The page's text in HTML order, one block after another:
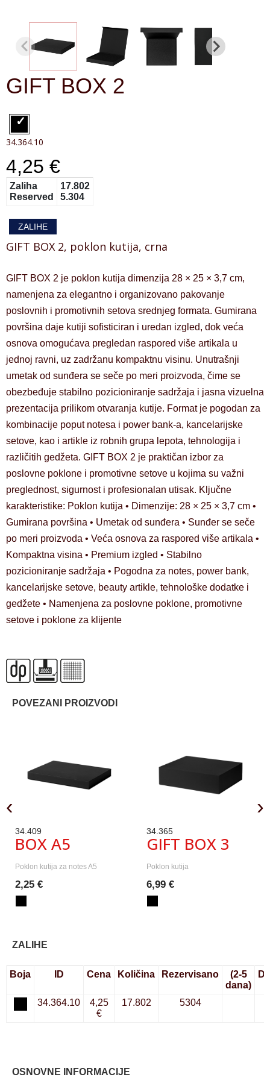
GIFT BOX 2
34.364.10
4,25 €
Zaliha
Reserved
17.802
5.304
ZALIHE
GIFT BOX 2, poklon kutija, crna
GIFT BOX 2 je poklon kutija dimenzija 28 × 25 × 3,7 cm,
namenjena za elegantno i organizovano pakovanje
poslovnih i promotivnih setova srednjeg formata. Gumirana
površina daje kutiji sofisticiran i uredan izgled, dok veća
osnova omogućava pregledan raspored više artikala u
jednoj ravni, uz zadržanu kompaktnu visinu. Unutrašnji
umetak od sunđera se seče po meri proizvoda, čime se
obezbeđuje stabilno pozicioniranje sadržaja i jasna vizuelna
prezentacija prilikom otvaranja kutije. Format je pogodan za
kombinacije poput notesa i power bank-a, kancelarijske
setove, kao i artikle iz robnih grupa lepota, tehnologija i
različitih gedžeta. GIFT BOX 2 je praktičan izbor za
poslovne poklone i promotivne setove u kojima su važni
preglednost, sigurnost i profesionalan utisak. Ključne
karakteristike: Poklon kutija • Dimenzije: 28 × 25 × 3,7 cm •
Gumirana površina • Umetak od sunđera • Sunđer se seče
po meri proizvoda • Veća osnova za raspored više artikala •
Kompaktna visina • Premium izgled • Stabilno
pozicioniranje sadržaja • Pogodna za notes, power bank,
kancelarijske setove, beauty artikle, tehnološke dodatke i
gedžete • Namenjena za poslovne poklone, promotivne
setove i poklone za klijente
POVEZANI PROIZVODI
34.409
BOX A5
Poklon kutija za notes A5
2,25 €
34.365
GIFT BOX 3
Poklon kutija
6,99 €
‹ ›
ZALIHE
Boja ID Cena Količina Rezervisano
(2-5
dana)
34.364.10
4,25
€
17.802 5304
OSNOVNE INFORMACIJE